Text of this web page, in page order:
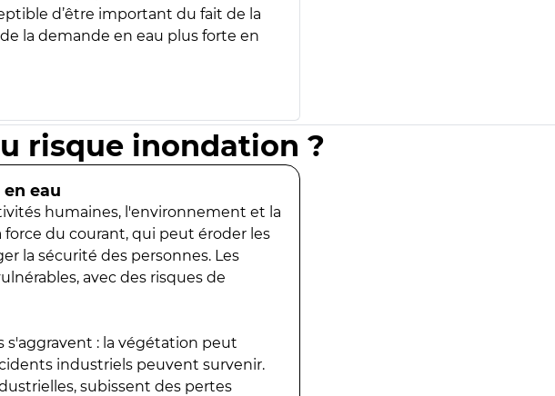
d’être important du fait de la
la demande en eau plus forte en
risque inondation ?
eau
humaines, l'environnement et la
du courant, qui peut éroder les
la sécurité des personnes. Les
avec des risques de
s'aggravent : la végétation peut
industriels peuvent survenir.
subissent des pertes